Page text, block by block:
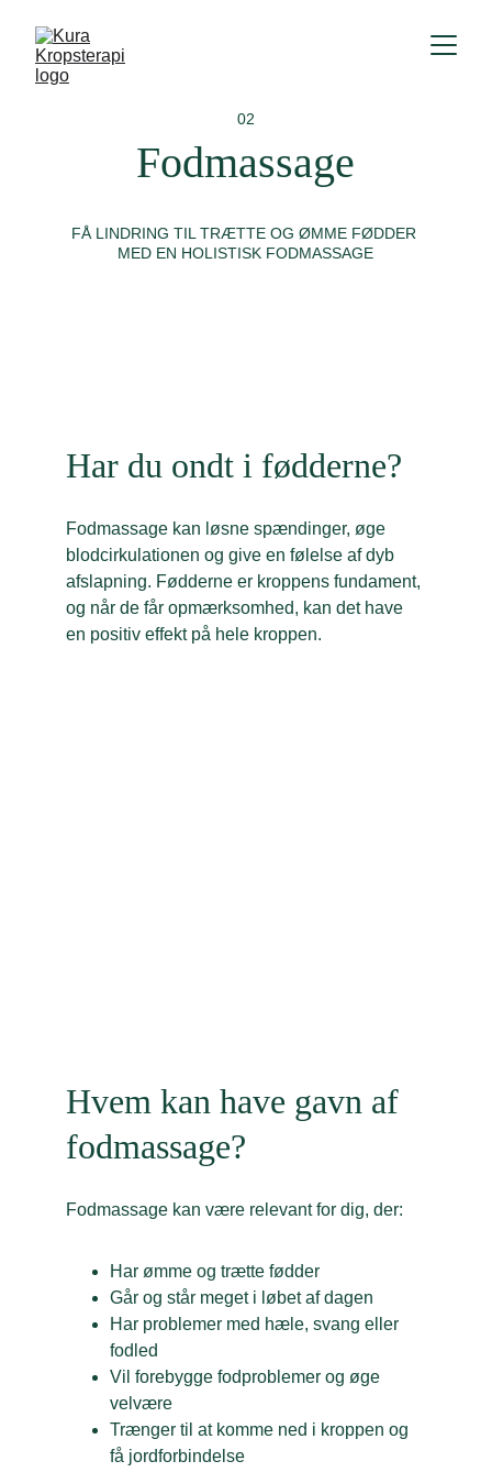
Fodmassage
02
FÅ LINDRING TIL TRÆTTE OG ØMME FØDDER
MED EN HOLISTISK FODMASSAGE
Har du ondt i fødderne?
Fodmassage kan løsne spændinger, øge
blodcirkulationen og give en følelse af dyb
afslapning. Fødderne er kroppens fundament,
og når de får opmærksomhed, kan det have
en positiv effekt på hele kroppen.
Hvem kan have gavn af
fodmassage?
Fodmassage kan være relevant for dig, der:
Har ømme og trætte fødder
Går og står meget i løbet af dagen
Har problemer med hæle, svang eller
fodled
Vil forebygge fodproblemer og øge
velvære
Trænger til at komme ned i kroppen og
få jordforbindelse